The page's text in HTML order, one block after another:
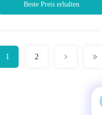
Beste Preis erhalten
1 2